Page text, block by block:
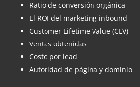
Ratio de conversión orgánica
El ROI del marketing inbound
Customer Lifetime Value (CLV)
Ventas obtenidas
Costo por lead
Autoridad de página y dominio